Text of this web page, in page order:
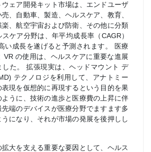
ェア開発キット市場は、エンドユーザ
、自動車、製造、ヘルスケア、教育、
、航空宇宙および防衛、その他に分類
ケア分野は、年平均成長率（CAGR）
い成長を遂げると予測されます。 医療
VR の使用は、ヘルスケアに重要な進展
した。 拡張現実は、ヘッドマウント デ
テクノロジを利用して、アナトミー
現を仮想的に再現するという目的を果
うに、技術の進歩と医療費の上昇に伴
端のデバイスが医療分野でますます多
うになり、それが市場の発展を後押しし
大を支える重要な要因として、ヘルス